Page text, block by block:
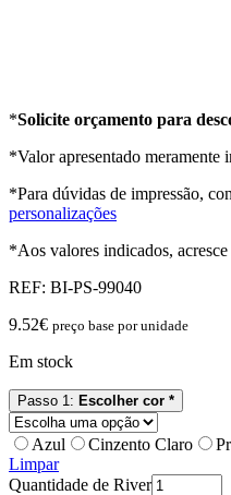
*Solicite orçamento para
*Valor apresentado meramente
*Para dúvidas de impressão,
personalizações
*Aos valores indicados,
REF: BI-PS-99040
9.52€ preço base por unidade
Em stock
Passo 1: Escolher cor *
Azul Cinzento Claro
Limpar
Quantidade de River